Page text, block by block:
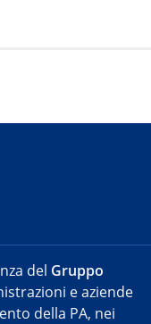
del Gruppo
e aziende
della PA, nei